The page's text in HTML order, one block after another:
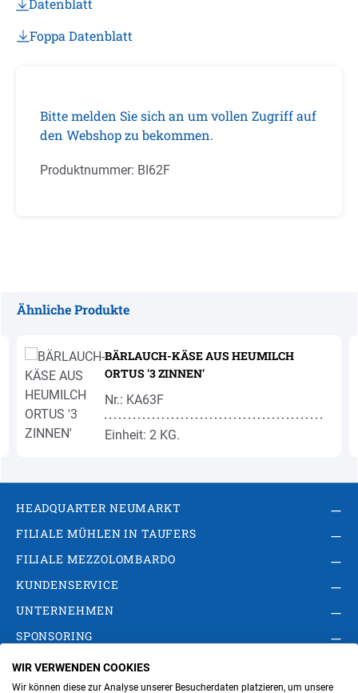
Datenblatt
Foppa Datenblatt
Bitte melden Sie sich an um vollen Zugriff auf
den Webshop zu bekommen.
Produktnummer: BI62F
Ähnliche Produkte
BÄRLAUCH-KÄSE AUS HEUMILCH
ORTUS '3 ZINNEN'
Nr.: KA63F
Einheit: 2 KG.
HEADQUARTER NEUMARKT
FILIALE MÜHLEN IN TAUFERS
FILIALE MEZZOLOMBARDO
KUNDENSERVICE
UNTERNEHMEN
SPONSORING
AGB Privacy Policy
Impressum
WIR VERWENDEN COOKIES
Wir können diese zur Analyse unserer Besucherdaten platzieren, um unsere